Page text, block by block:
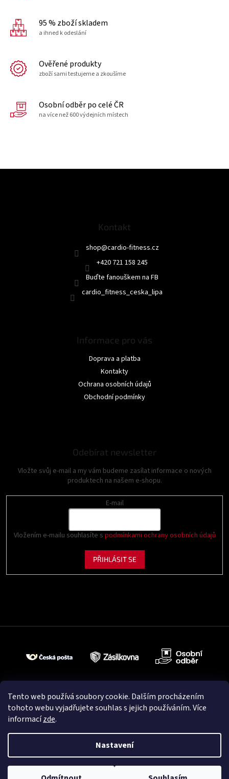
Tento web používá soubory cookie. Dalším procházením
tohoto webu vyjadřujete souhlas s jejich používáním. Více
informacízde.
Nastavení
95 % zboží skladem
a ihned k odeslání
Ověřené produkty
zboží sami testujeme a zkoušíme
Osobní odběr po celé ČR
na více než 600 výdejních místech
Kontakt
shop@cardio-fitness.cz
+420 721 158 245
Buďte fanouškem na FB
cardio_fitness_ceska_lipa
Informace pro vás
Doprava a platba
Kontakty
Ochrana osobních údajů
Obchodní podmínky
Odebírat newsletter
Vložte svůj e-mail a my vám budeme zasílat informace o nových
produktech na našem e-shopu.
E-mail
Vložením e-mailu souhlasíte s podmínkami ochrany osobních údajů
PŘIHLÁSIT SE
Vytvořil Shoptet